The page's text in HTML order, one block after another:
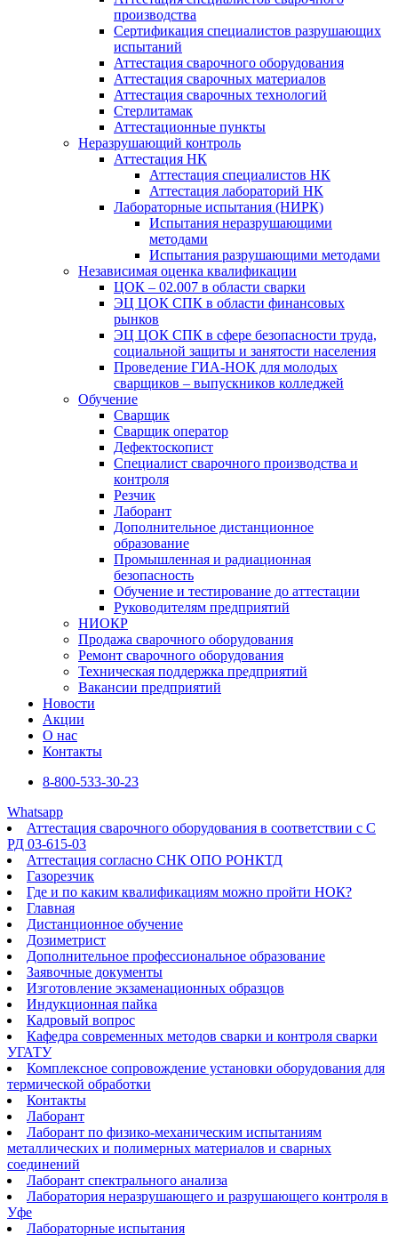
производства
Сертификация специалистов разрушающих
испытаний
Аттестация сварочного оборудования
Аттестация сварочных материалов
Аттестация сварочных технологий
Стерлитамак
Аттестационные пункты
Неразрушающий контроль
Аттестация НК
Аттестация специалистов НК
Аттестация лабораторий НК
Лабораторные испытания (НИРК)
Испытания неразрушающими
методами
Испытания разрушающими методами
Независимая оценка квалификации
ЦОК – 02.007 в области сварки
ЭЦ ЦОК СПК в области финансовых
рынков
ЭЦ ЦОК СПК в сфере безопасности труда,
социальной защиты и занятости населения
Проведение ГИА-НОК для молодых
сварщиков – выпускников колледжей
Обучение
Сварщик
Сварщик оператор
Дефектоскопист
Специалист сварочного производства и
контроля
Резчик
Лаборант
Дополнительное дистанционное
образование
Промышленная и радиационная
безопасность
Обучение и тестирование до аттестации
Руководителям предприятий
НИОКР
Продажа сварочного оборудования
Ремонт сварочного оборудования
Техническая поддержка предприятий
Вакансии предприятий
Новости
Акции
О нас
Контакты
8-800-533-30-23
Whatsapp
Аттестация сварочного оборудования в соответствии с С
РД 03-615-03
Аттестация согласно СНК ОПО РОНКТД
Газорезчик
Где и по каким квалификациям можно пройти НОК?
Главная
Дистанционное обучение
Дозиметрист
Дополнительное профессиональное образование
Заявочные документы
Изготовление экзаменационных образцов
Индукционная пайка​
Кадровый вопрос
Кафедра современных методов сварки и контроля сварки
УГАТУ
Комплексное сопровождение установки оборудования для
термической обработки
Контакты
Лаборант
Лаборант по физико-механическим испытаниям
металлических и полимерных материалов и сварных
соединений
Лаборант спектрального анализа
Лаборатория неразрушающего и разрушающего контроля в
Уфе
Лабораторные испытания